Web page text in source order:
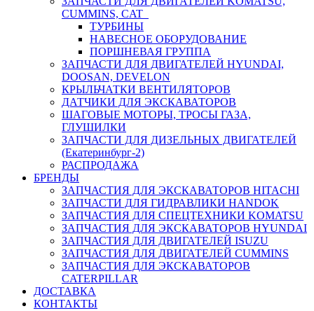
CUMMINS, CAT
ТУРБИНЫ
НАВЕСНОЕ ОБОРУДОВАНИЕ
ПОРШНЕВАЯ ГРУППА
ЗАПЧАСТИ ДЛЯ ДВИГАТЕЛЕЙ HYUNDAI,
DOOSAN, DEVELON
КРЫЛЬЧАТКИ ВЕНТИЛЯТОРОВ
ДАТЧИКИ ДЛЯ ЭКСКАВАТОРОВ
ШАГОВЫЕ МОТОРЫ, ТРОСЫ ГАЗА,
ГЛУШИЛКИ
ЗАПЧАСТИ ДЛЯ ДИЗЕЛЬНЫХ ДВИГАТЕЛЕЙ
(Екатеринбург-2)
РАСПРОДАЖА
БРЕНДЫ
ЗАПЧАСТИЯ ДЛЯ ЭКСКАВАТОРОВ HITACHI
ЗАПЧАСТИ ДЛЯ ГИДРАВЛИКИ HANDOK
ЗАПЧАСТИЯ ДЛЯ СПЕЦТЕХНИКИ KOMATSU
ЗАПЧАСТИЯ ДЛЯ ЭКСКАВАТОРОВ HYUNDAI
ЗАПЧАСТИЯ ДЛЯ ДВИГАТЕЛЕЙ ISUZU
ЗАПЧАСТИЯ ДЛЯ ДВИГАТЕЛЕЙ CUMMINS
ЗАПЧАСТИЯ ДЛЯ ЭКСКАВАТОРОВ
CATERPILLAR
ДОСТАВКА
КОНТАКТЫ